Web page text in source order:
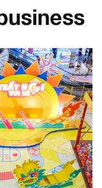
ĐOÀN THANH NIÊN
không gian không chỉ
tố tạo trải nghiệm
Tháng Thanh niên
khi không gian được
rõ ràng, vừa tạo
gia.
See more